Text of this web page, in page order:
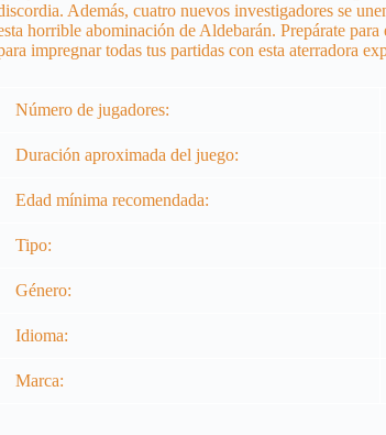
Además, cuatro nuevos investigadores se
horrible abominación de Aldebarán. Prepárate
impregnar todas tus partidas con esta aterradora
Número de jugadores:
Duración aproximada del juego:
Edad mínima recomendada:
Tipo:
Género:
Idioma:
Marca: